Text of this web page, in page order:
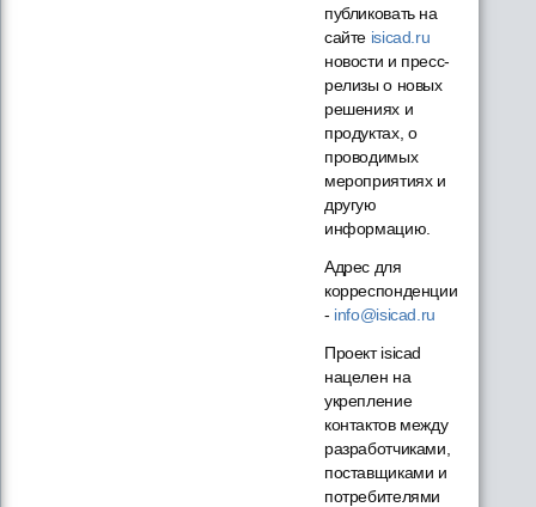
публиковать на
сайте isicad.ru
новости и пресс-
релизы о новых
решениях и
продуктах, о
проводимых
мероприятиях и
другую
информацию.
Адрес для
корреспонденции
- info@isicad.ru
Проект isicad
нацелен на
укрепление
контактов между
разработчиками,
поставщиками и
потребителями